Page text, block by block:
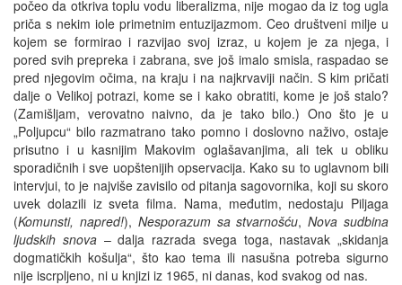
počeo da otkriva toplu vodu liberalizma, nije mogao da iz tog ugla
priča s nekim iole primetnim entuzijazmom. Ceo društveni milje u
kojem se formirao i razvijao svoj izraz, u kojem je za njega, i
pored svih prepreka i zabrana, sve još imalo smisla, raspadao se
pred njegovim očima, na kraju i na najkrvaviji način. S kim pričati
dalje o Velikoj potrazi, kome se i kako obratiti, kome je još stalo?
(Zamišljam, verovatno naivno, da je tako bilo.) Ono što je u
„Poljupcu“ bilo razmatrano tako pomno i doslovno naživo, ostaje
prisutno i u kasnijim Makovim oglašavanjima, ali tek u obliku
sporadičnih i sve uopštenijih opservacija. Kako su to uglavnom bili
intervjui, to je najviše zavisilo od pitanja sagovornika, koji su skoro
uvek dolazili iz sveta filma. Nama, međutim, nedostaju Piljaga
(Komunsti, napred!), Nesporazum sa stvarnošću,Nova sudbina
ljudskih snova– dalja razrada svega toga, nastavak „skidanja
dogmatičkih košulja“, što kao tema ili nasušna potreba sigurno
nije iscrpljeno, ni u knjizi iz 1965, ni danas, kod svakog od nas.